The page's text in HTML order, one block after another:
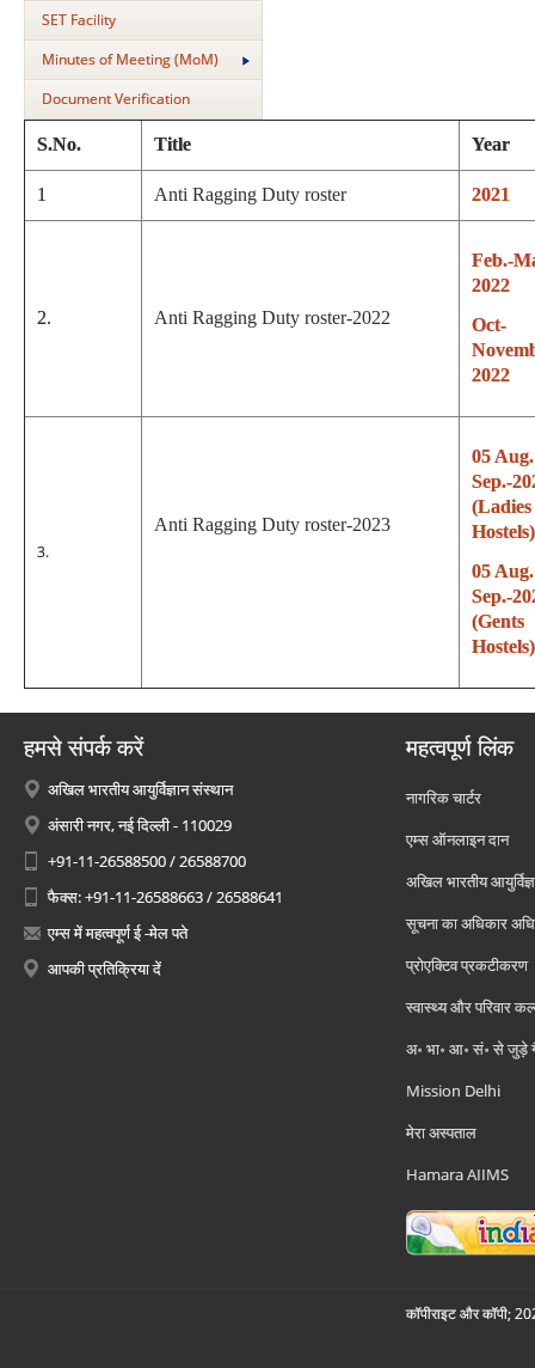
SET Facility
Minutes of Meeting (MoM)
Document Verification
S.No. Title Year
1 Anti Ragging Duty roster 2021
2. Anti Ragging Duty roster-2022
Feb.-
2022
Oct-
2022
3.
Anti Ragging Duty roster-2023
05
Sep.-
(Ladies
Hostels)
05
Sep.-
(Gents
Hostels)
हमसे संपर्क करें
अखिल भारतीय आयुर्विज्ञान संस्थान
अंसारी नगर, नई दिल्ली - 110029
+91-11-26588500 / 26588700
फैक्स: +91-11-26588663 / 26588641
एम्स में महत्वपूर्ण ई -मेल पते
आपकी प्रतिक्रिया दें
महत्वपूर्ण लिंक
नागरिक चार्टर
एम्स ऑनलाइन दान
अखिल भारतीय
सूचना का अधिकार
प्रोएक्टिव प्रकटीकरण
स्वास्थ्य और परिवार
अ॰ भा॰ आ॰ सं॰ से जुड़े
Mission Delhi
मेरा अस्पताल
Hamara AIIMS
कॉपीराइट और कॉपी;